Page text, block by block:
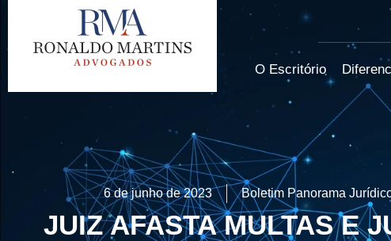
O Escritório
6 de junho de 2023 Boletim Panorama
JUIZ AFASTA MULTAS E